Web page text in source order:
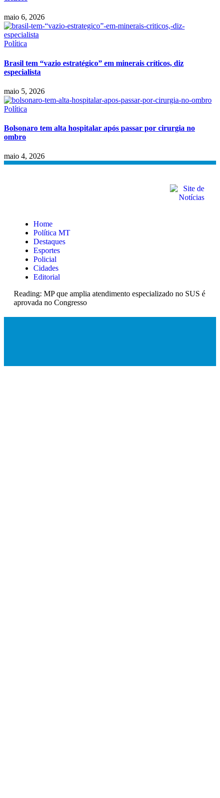
maio 6, 2026
Política
Brasil tem “vazio estratégico” em minerais críticos, diz
especialista
maio 5, 2026
Política
Bolsonaro tem alta hospitalar após passar por cirurgia no
ombro
maio 4, 2026
Home
Política MT
Destaques
Esportes
Policial
Cidades
Editorial
Reading: MP que amplia atendimento especializado no SUS é
aprovada no Congresso